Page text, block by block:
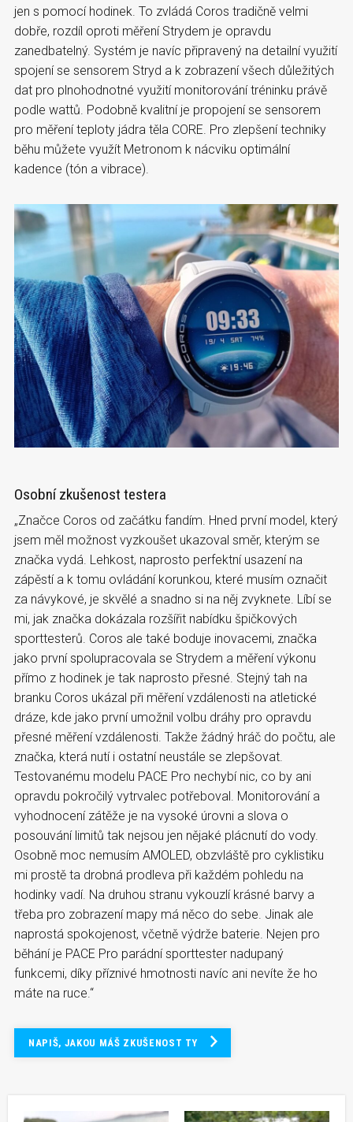
jen s pomocí hodinek. To zvládá Coros tradičně velmi
dobře, rozdíl oproti měření Strydem je opravdu
zanedbatelný. Systém je navíc připravený na detailní využití
spojení se sensorem Stryd a k zobrazení všech důležitých
dat pro plnohodnotné využití monitorování tréninku právě
podle wattů. Podobně kvalitní je propojení se sensorem
pro měření teploty jádra těla CORE. Pro zlepšení techniky
běhu můžete využít Metronom k nácviku optimální
kadence (tón a vibrace).
Osobní zkušenost testera
„Značce Coros od začátku fandím. Hned první model, který
jsem měl možnost vyzkoušet ukazoval směr, kterým se
značka vydá. Lehkost, naprosto perfektní usazení na
zápěstí a k tomu ovládání korunkou, které musím označit
za návykové, je skvělé a snadno si na něj zvyknete. Líbí se
mi, jak značka dokázala rozšířit nabídku špičkových
sporttesterů. Coros ale také boduje inovacemi, značka
jako první spolupracovala se Strydem a měření výkonu
přímo z hodinek je tak naprosto přesné. Stejný tah na
branku Coros ukázal při měření vzdálenosti na atletické
dráze, kde jako první umožnil volbu dráhy pro opravdu
přesné měření vzdálenosti. Takže žádný hráč do počtu, ale
značka, která nutí i ostatní neustále se zlepšovat.
Testovanému modelu PACE Pro nechybí nic, co by ani
opravdu pokročilý vytrvalec potřeboval. Monitorování a
vyhodnocení zátěže je na vysoké úrovni a slova o
posouvání limitů tak nejsou jen nějaké plácnutí do vody.
Osobně moc nemusím AMOLED, obzvláště pro cyklistiku
mi prostě ta drobná prodleva při každém pohledu na
hodinky vadí. Na druhou stranu vykouzlí krásné barvy a
třeba pro zobrazení mapy má něco do sebe. Jinak ale
naprostá spokojenost, včetně výdrže baterie. Nejen pro
běhání je PACE Pro parádní sporttester nadupaný
funkcemi, díky příznivé hmotnosti navíc ani nevíte že ho
máte na ruce.“
NAPIŠ, JAKOU MÁŠ ZKUŠENOST TY